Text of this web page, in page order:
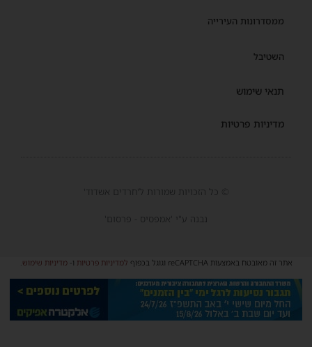
ממסדרונות העירייה
השטיבל
תנאי שימוש
מדיניות פרטיות
© כל הזכויות שמורות ל'חרדים אשדוד'
נבנה ע"י 'אמפסיס - פרסום'
אתר זה מאובטח באמצעות reCAPTCHA וגוגל בכפוף למדיניות פרטיותו-מדיניות שימוש.